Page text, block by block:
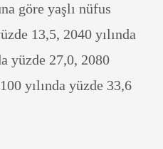
göre yaşlı nüfus
13,5, 2040 yılında
yüzde 27,0, 2080
yılında yüzde 33,6